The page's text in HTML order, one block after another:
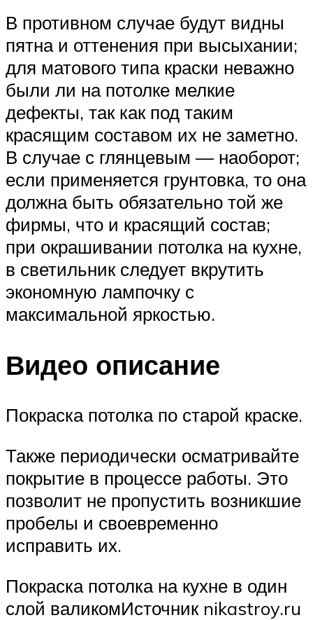
В противном случае будут видны
пятна и оттенения при высыхании;
для матового типа краски неважно
были ли на потолке мелкие
дефекты, так как под таким
красящим составом их не заметно.
В случае с глянцевым — наоборот;
если применяется грунтовка, то она
должна быть обязательно той же
фирмы, что и красящий состав;
при окрашивании потолка на кухне,
в светильник следует вкрутить
экономную лампочку с
максимальной яркостью.
Видео описание
Покраска потолка по старой краске.
Также периодически осматривайте
покрытие в процессе работы. Это
позволит не пропустить возникшие
пробелы и своевременно
исправить их.
Покраска потолка на кухне в один
слой валикомИсточник nikastroy.ru